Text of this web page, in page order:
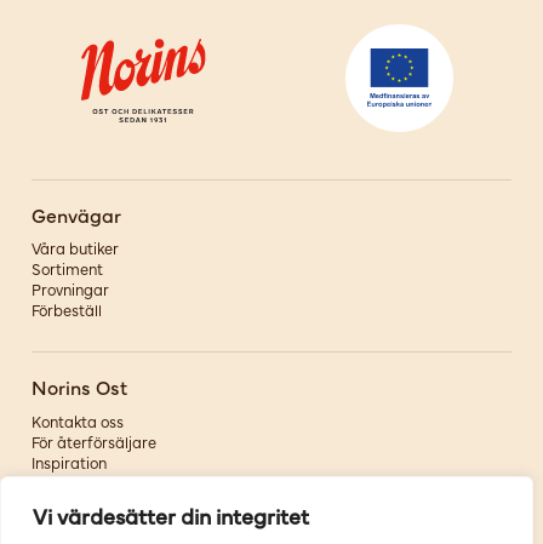
Vi värdesätter din integritet
Genvägar
Våra butiker
Sortiment
Provningar
Förbeställ
Norins Ost
Kontakta oss
För återförsäljare
Inspiration
Om oss